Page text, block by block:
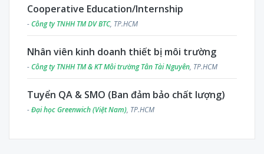
Cooperative Education/Internship
-Công ty TNHH TM DV BTC, TP.HCM
Nhân viên kinh doanh thiết bị môi trường
-Công ty TNHH TM & KT Môi trường Tân Tài Nguyên, TP.HCM
Tuyển QA & SMO (Ban đảm bảo chất lượng)
-Đại học Greenwich (Việt Nam), TP.HCM